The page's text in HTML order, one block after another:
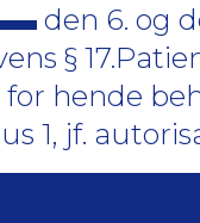
den 6. og
§
for hende
1, jf.